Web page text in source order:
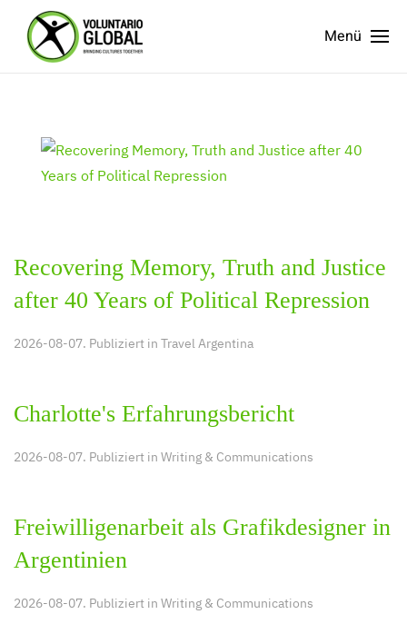
Menü
Recovering Memory, Truth and Justice
after 40 Years of Political Repression
2026-08-07. Publiziert in Travel Argentina
Charlotte's Erfahrungsbericht
2026-08-07. Publiziert in Writing & Communications
Freiwilligenarbeit als Grafikdesigner in
Argentinien
2026-08-07. Publiziert in Writing & Communications